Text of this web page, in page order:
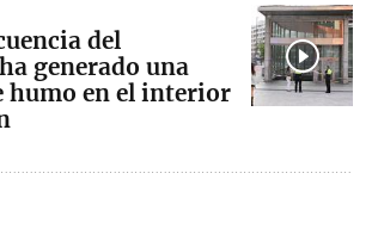
del
generado una
humo en el interior